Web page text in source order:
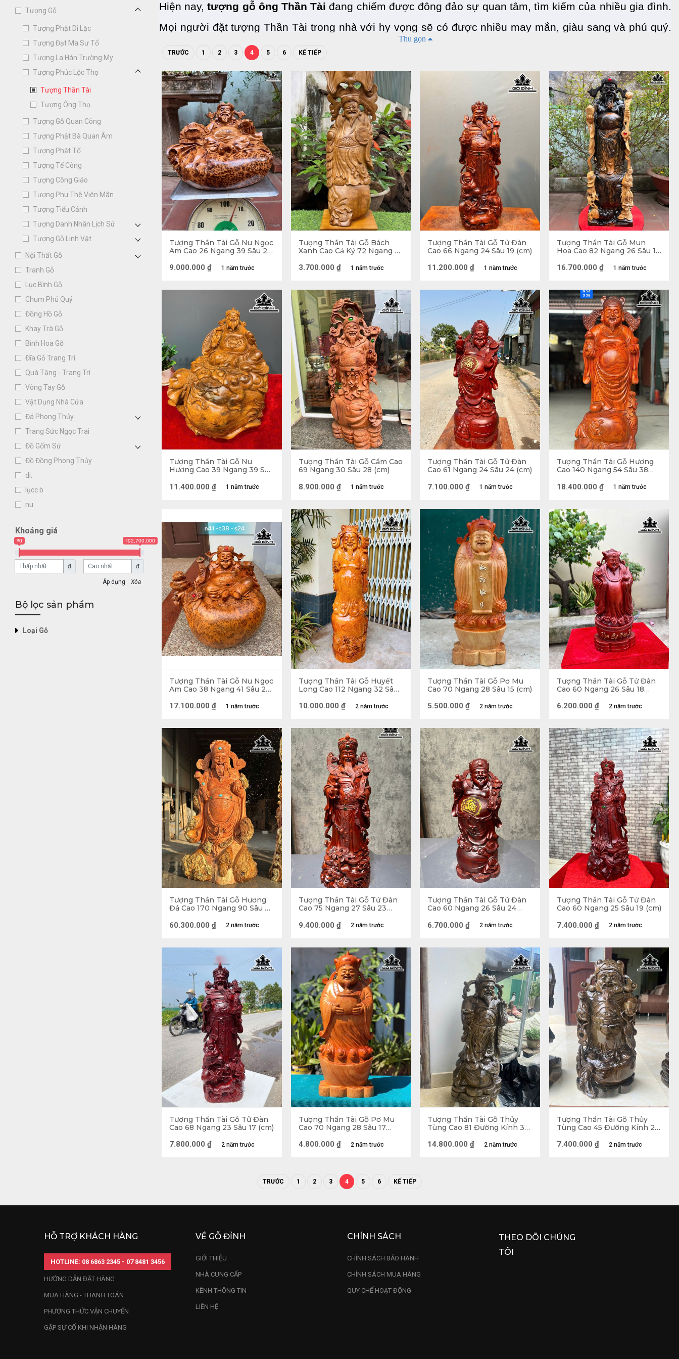
Tượng Gỗ
Tượng Phật Di Lặc
Tượng Đạt Ma Sư Tổ
Tượng La Hán Trường My
Tượng Phúc Lộc Thọ
Tượng Thần Tài
Tượng Ông Thọ
Tượng Gỗ Quan Công
Tượng Phật Bà Quan Âm
Tượng Phật Tổ
Tượng Tế Công
Tượng Công Giáo
Tượng Phu Thê Viên Mãn
Tượng Tiểu Cảnh
Tượng Danh Nhân Lịch Sử
Tượng Gỗ Linh Vật
Nội Thất Gỗ
Tranh Gỗ
Lục Bình Gỗ
Chum Phú Quý
Đồng Hồ Gỗ
Khay Trà Gỗ
Bình Hoa Gỗ
Đĩa Gỗ Trang Trí
Quà Tặng - Trang Trí
Vòng Tay Gỗ
Vật Dụng Nhà Cửa
Đá Phong Thủy
Trang Sức Ngọc Trai
Đồ Gốm Sứ
Đồ Đồng Phong Thủy
di.
lụcc b
nu
Khoảng giá
₫0 ₫92,700,000
₫ ₫
Xóa
Bộ lọc sản phẩm
Loại Gỗ
Hiện nay, tượng gỗ ông Thần Tài đang chiếm được đông đảo sự quan tâm, tìm kiếm của nhiều gia đình.
Mọi người đặt tượng Thần Tài trong nhà với hy vọng sẽ có được nhiều may mắn, giàu sang và phú quý.
Tuy nhiên, không phải ai cũng hiểu rõ về tượng Thần Tài cũng như những ý nghĩa mà tượng mang lại
đại. Chính vì vậy, ở bài viết này Gỗ Đỉnh sẽ cung cấp thông tin cho bạn về tượng Thần Tài.
Tượng Thần Tài gỗ Ngọc Am
Thần Tài là ai?
Thần Tài tên thật là Phạm Lãi, là một nhân vật có thật trong lịch sử Trung Hoa. Thần Tài là một trong những trung thần
của Việt Vương Câu Tiễn. Ông đã yêu Tây Thi và cùng nàng bỏ chốn quan trường về ở ẩn từ sau khi giúp vua dẹp
yên nước nhà. Sau này, ông trở thành nhà thương buôn nổi tiếng giàu có nên được tôn là Thần Tài. Người Trung Hoa
khắc họa hình tượng Thần Tài là một người có mặt đen, râu rậm, cưỡi cọp đen, tay cầm roi. Ở Việt Nam, Thần Tài
được khắc họa với hình ảnh ngồi trên ngai hiền từ, phúc hậu với râu tóc bạc phơ, tay cầm thỏi vàng đặt phía trước
bụng.
Thần Tài hình ảnh một người hiền từ và phúc hậu
Ý nghĩa tượng Thần Tài trong Phong Thủy
may, cầu mong sự sung túc cho gia đình. Thông thường, thờ Thần Tài còn được thờ chung với Thổ Địa bởi Thổ Địa
đại diện cho đất là vị thần hộ mệnh mang lại nhiều thuận lợi trong cuộc sống. Sự kết hợp lại này chắc chắn sẽ đem
đến cho bạn những điều tốt lành, may mắn và thu hút nhiều tài lộc về túi.
Thu gọn
TRƯỚC 1 2 3 4 5 6 KẾ TIẾP
Tượng Thần Tài Gỗ Nu Ngọc
Am Cao 26 Ngang 39 Sâu 24
1 năm trước
9.000.000 ₫
Tượng Thần Tài Gỗ Bách
Xanh Cao Cả Kỷ 72 Ngang 21
1 năm trước
3.700.000 ₫
Tượng Thần Tài Gỗ Tử Đàn
Cao 66 Ngang 24 Sâu 19 (cm)
1 năm trước
11.200.000 ₫
Tượng Thần Tài Gỗ Mun
Hoa Cao 82 Ngang 26 Sâu 15
1 năm trước
16.700.000 ₫
Tượng Thần Tài Gỗ Nu
Hương Cao 39 Ngang 39 Sâu
1 năm trước
11.400.000 ₫
Tượng Thần Tài Gỗ Cẩm Cao
69 Ngang 30 Sâu 28 (cm)
1 năm trước
8.900.000 ₫
Tượng Thần Tài Gỗ Tử Đàn
Cao 61 Ngang 24 Sâu 24 (cm)
1 năm trước
7.100.000 ₫
Tượng Thần Tài Gỗ Hương
Cao 140 Ngang 54 Sâu 38
1 năm trước
18.400.000 ₫
Tượng Thần Tài Gỗ Nu Ngọc
Am Cao 38 Ngang 41 Sâu 24
1 năm trước
17.100.000 ₫
Tượng Thần Tài Gỗ Huyết
Long Cao 112 Ngang 32 Sâu
2 năm trước
10.000.000 ₫
Tượng Thần Tài Gỗ Pơ Mu
Cao 70 Ngang 28 Sâu 15 (cm)
2 năm trước
5.500.000 ₫
Tượng Thần Tài Gỗ Tử Đàn
Cao 60 Ngang 26 Sâu 18
2 năm trước
6.200.000 ₫
Tượng Thần Tài Gỗ Hương
Đá Cao 170 Ngang 90 Sâu 65
2 năm trước
60.300.000 ₫
Tượng Thần Tài Gỗ Tử Đàn
Cao 75 Ngang 27 Sâu 23
2 năm trước
9.400.000 ₫
Tượng Thần Tài Gỗ Tử Đàn
Cao 60 Ngang 26 Sâu 24
2 năm trước
6.700.000 ₫
Tượng Thần Tài Gỗ Tử Đàn
Cao 60 Ngang 25 Sâu 19 (cm)
2 năm trước
7.400.000 ₫
Tượng Thần Tài Gỗ Tử Đàn
Cao 68 Ngang 23 Sâu 17 (cm)
2 năm trước
7.800.000 ₫
Tượng Thần Tài Gỗ Pơ Mu
Cao 70 Ngang 28 Sâu 17
2 năm trước
4.800.000 ₫
Tượng Thần Tài Gỗ Thủy
Tùng Cao 81 Đường Kính 38
2 năm trước
14.800.000 ₫
Tượng Thần Tài Gỗ Thủy
Tùng Cao 45 Đường Kính 25
2 năm trước
7.400.000 ₫
TRƯỚC 1 2 3 4 5 6 KẾ TIẾP
HỖ TRỢ KHÁCH HÀNG
HOTLINE: 08 6863 2345 - 07 8481 3456
HƯỚNG DẪN ĐẶT HÀNG
MUA HÀNG - THANH TOÁN
PHƯƠNG THỨC VẬN CHUYỂN
GẶP SỰ CỐ KHI NHẬN HÀNG
VỀ GỖ ĐỈNH
GIỚI THIỆU
NHÀ CUNG CẤP
KÊNH THÔNG TIN
LIÊN HỆ
CHÍNH SÁCH
CHÍNH SÁCH BẢO HÀNH
CHÍNH SÁCH MUA HÀNG
QUY CHẾ HOẠT ĐỘNG
THEO DÕI CHÚNG
TÔI